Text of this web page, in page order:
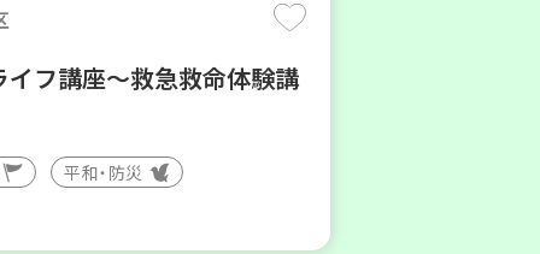
イフ講座～救急救命体験講
平和・防災